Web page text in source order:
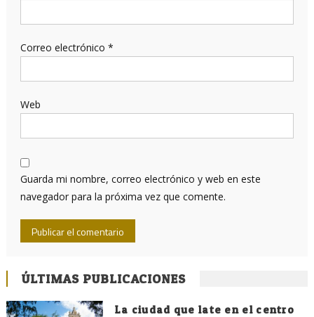
Correo electrónico *
Web
Guarda mi nombre, correo electrónico y web en este
navegador para la próxima vez que comente.
ÚLTIMAS PUBLICACIONES
La ciudad que late en el centro